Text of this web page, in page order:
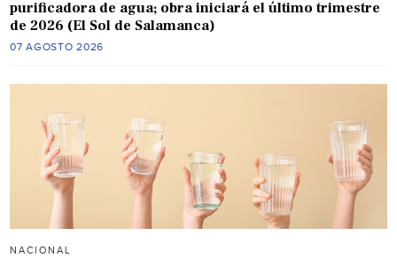
purificadora de agua; obra iniciará el último trimestre
de 2026 (El Sol de Salamanca)
07 AGOSTO 2026
NACIONAL